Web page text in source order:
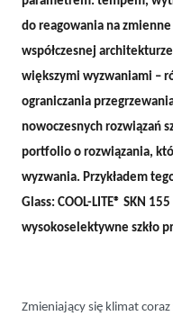
do reagowania na
współczesnej
większymi wyzwaniami –
ograniczania
nowoczesnych rozwiązań
portfolio o rozwiązania,
wyzwania. Przykładem
Glass: COOL-LITE® SKN
wysokoselektywne szkło
Zmieniający się klimat